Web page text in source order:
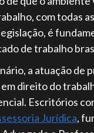
com todas
é
de trabalho
a atuação de
direito do
Escritórios
Jurídica,